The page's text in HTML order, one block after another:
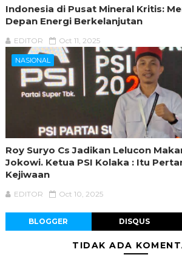
Indonesia di Pusat Mineral Kritis:
Depan Energi Berkelanjutan
EDITOR Oct 11, 2025
NASIONAL
Roy Suryo Cs Jadikan Lelucon
Jokowi. Ketua PSI Kolaka : Itu
Kejiwaan
EDITOR Oct 10, 2025
BLOGGER DISQUS
TIDAK ADA